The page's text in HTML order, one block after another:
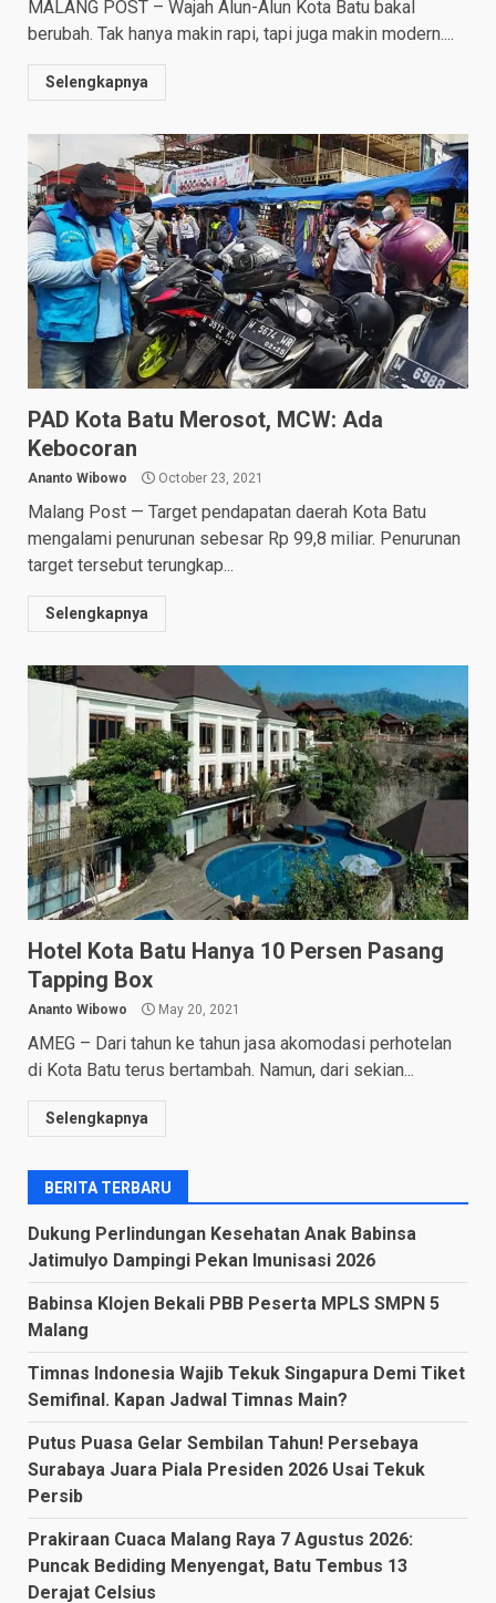
MALANG POST – Wajah Alun-Alun Kota Batu bakal
berubah. Tak hanya makin rapi, tapi juga makin modern....
Selengkapnya
PAD Kota Batu Merosot, MCW: Ada
Kebocoran
Ananto Wibowo October 23, 2021
Malang Post — Target pendapatan daerah Kota Batu
mengalami penurunan sebesar Rp 99,8 miliar. Penurunan
target tersebut terungkap...
Selengkapnya
Hotel Kota Batu Hanya 10 Persen Pasang
Tapping Box
Ananto Wibowo May 20, 2021
AMEG – Dari tahun ke tahun jasa akomodasi perhotelan
di Kota Batu terus bertambah. Namun, dari sekian...
Selengkapnya
BERITA TERBARU
Dukung Perlindungan Kesehatan Anak Babinsa
Jatimulyo Dampingi Pekan Imunisasi 2026
Babinsa Klojen Bekali PBB Peserta MPLS SMPN 5
Malang
Timnas Indonesia Wajib Tekuk Singapura Demi Tiket
Semifinal. Kapan Jadwal Timnas Main?
Putus Puasa Gelar Sembilan Tahun! Persebaya
Surabaya Juara Piala Presiden 2026 Usai Tekuk
Persib
Prakiraan Cuaca Malang Raya 7 Agustus 2026:
Puncak Bediding Menyengat, Batu Tembus 13
Derajat Celsius